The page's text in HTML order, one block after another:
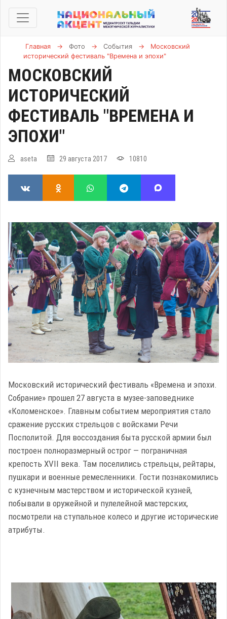
Главная → Фото → События →
Московский
исторический фестиваль "Времена и эпохи"
МОСКОВСКИЙ
ИСТОРИЧЕСКИЙ
ФЕСТИВАЛЬ "ВРЕМЕНА И
ЭПОХИ"
aseta 29 августа 2017 10810
Московский исторический фестиваль «Времена и эпохи.
Собрание» прошел 27 августа в музее-заповеднике
«Коломенское». Главным событием мероприятия стало
сражение русских стрельцов с войсками Речи
Посполитой. Для воссоздания быта русской армии был
построен полноразмерный острог — пограничная
крепость XVII века. Там поселились стрельцы, рейтары,
пушкари и военные ремесленники. Гости познакомились
с кузнечным мастерством и исторической кузней,
побывали в оружейной и пулелейной мастерских,
посмотрели на ступальное колесо и другие исторические
атрибуты.